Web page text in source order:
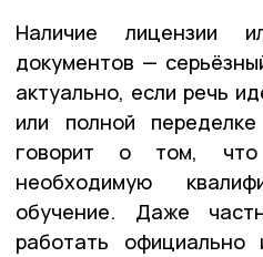
Наличие лицензии
документов —
актуально, если речь
или полной
говорит о том, что
необходимую
обучение. Даже
работать